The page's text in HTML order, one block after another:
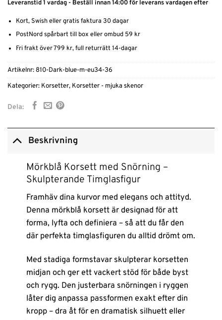
Leveranstid 1 vardag - Beställ innan 14:00 för leverans vardagen efter
Kort, Swish eller gratis faktura 30 dagar
PostNord spårbart till box eller ombud 59 kr
Fri frakt över 799 kr, full returrätt 14-dagar
Artikelnr: 810-Dark-blue-m-eu34-36
Kategorier: Korsetter, Korsetter - mjuka skenor
Dela:
Beskrivning
Mörkblå Korsett med Snörning –
Skulpterande Timglasfigur
Framhäv dina kurvor med elegans och attityd.
Denna mörkblå korsett är designad för att
forma, lyfta och definiera – så att du får den
där perfekta timglasfiguren du alltid drömt om.
Med stadiga formstavar skulpterar korsetten
midjan och ger ett vackert stöd för både byst
och rygg. Den justerbara snörningen i ryggen
låter dig anpassa passformen exakt efter din
kropp – dra åt för en dramatisk silhuett eller